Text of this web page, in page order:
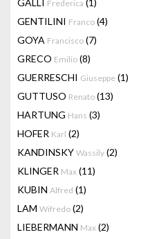
GALLI Frederica (1)
GENTILINI Franco (4)
GOYA Francisco (7)
GRECO Emilio (8)
GUERRESCHI Giuseppe (1)
GUTTUSO Renato (13)
HARTUNG Hans (3)
HOFER Karl (2)
KANDINSKY Wassily (2)
KLINGER Max (11)
KUBIN Alfred (1)
LAM Wifredo (2)
LIEBERMANN Max (2)